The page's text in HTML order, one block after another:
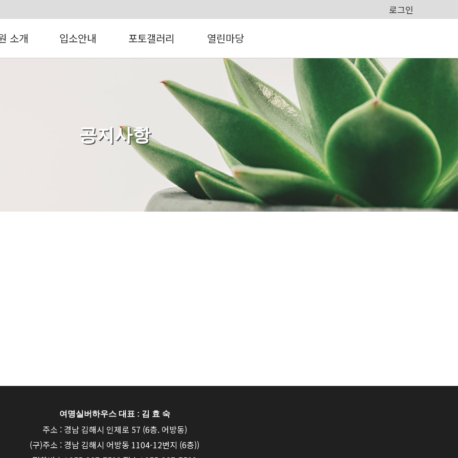
로그인
소개 입소안내 포토갤러리 열린마당
공지사항
여명실버하우스 대표 : 김 효 숙
주소 : 경남 김해시 인제로 57 (6층. 어방동)
(구)주소 : 경남 김해시 어방동 1104-12번지 (6층))